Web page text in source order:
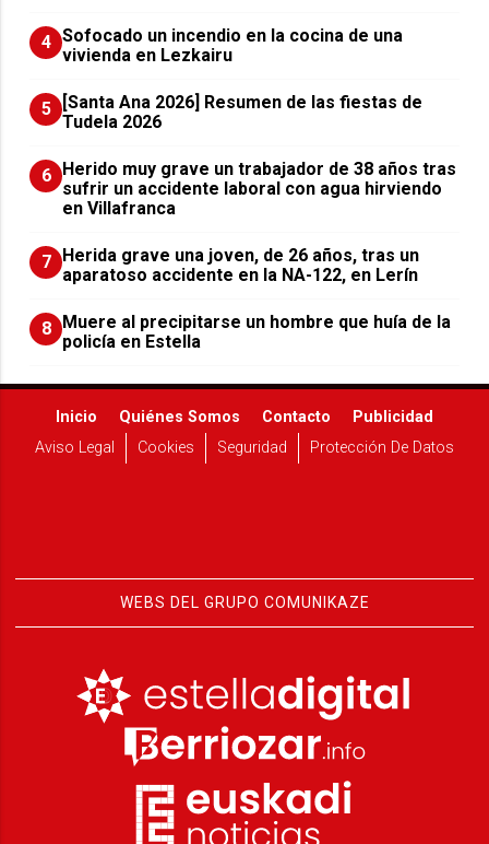
4 Sofocado un incendio en la cocina de una
vivienda en Lezkairu
5
[Santa Ana 2026] Resumen de las fiestas de
Tudela 2026
6 Herido muy grave un trabajador de 38 años tras
sufrir un accidente laboral con agua hirviendo
en Villafranca
7 Herida grave una joven, de 26 años, tras un
aparatoso accidente en la NA-122, en Lerín
8 Muere al precipitarse un hombre que huía de la
policía en Estella
Inicio Quiénes Somos Contacto
Publicidad
Aviso Legal
Cookies Seguridad Protección De Datos
WEBS DEL GRUPO COMUNIKAZE